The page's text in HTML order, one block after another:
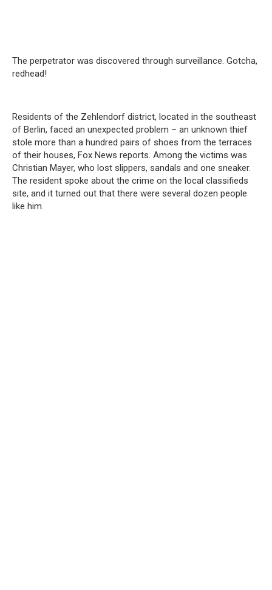
The perpetrator was discovered through surveillance. Gotcha,
redhead!
Residents of the Zehlendorf district, located in the southeast
of Berlin, faced an unexpected problem – an unknown thief
stole more than a hundred pairs of shoes from the terraces
of their houses, Fox News reports. Among the victims was
Christian Mayer, who lost slippers, sandals and one sneaker.
The resident spoke about the crime on the local classifieds
site, and it turned out that there were several dozen people
like him.